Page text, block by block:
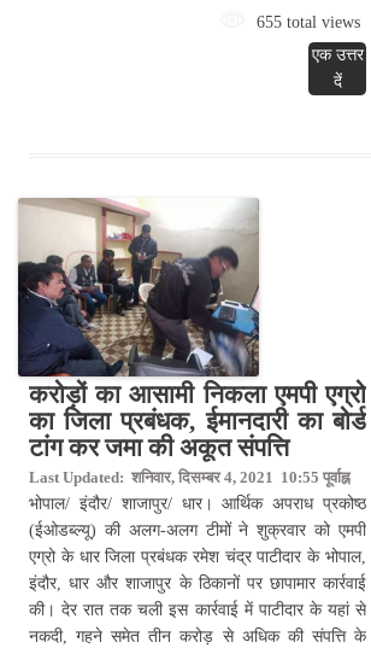
655 total views
एक उत्तर
दें
करोड़ों का आसामी निकला एमपी एग्रो
का जिला प्रबंधक, ईमानदारी का बोर्ड
टांग कर जमा की अकूत संपत्ति
Last Updated: शनिवार, दिसम्बर 4, 2021 10:55 पूर्वाह्न
भोपाल/ इंदौर/ शाजापुर/ धार। आर्थिक अपराध प्रकोष्ठ
(ईओडब्ल्यू) की अलग-अलग टीमों ने शुक्रवार को एमपी
एग्रो के धार जिला प्रबंधक रमेश चंद्र पाटीदार के भोपाल,
इंदौर, धार और शाजापुर के ठिकानों पर छापामार कार्रवाई
की। देर रात तक चली इस कार्रवाई में पाटीदार के यहां से
नकदी, गहने समेत तीन करोड़ से अधिक की संपत्ति के